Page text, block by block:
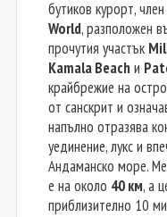
бутиков курорт,
World, разположен
прочутия участък
Kamala Beach и
крайбрежие на
от санскрит и
напълно отразява
уединение, лукс и
Андаманско море.
е на около 40 км, а
приблизително 10